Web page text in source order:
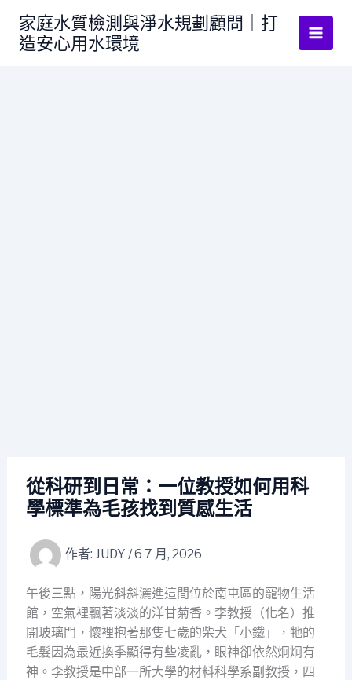
家庭水質檢測與淨水規劃顧問｜打
造安心用水環境
從科研到日常：一位教授如何用科
學標準為毛孩找到質感生活
作者: JUDY /6 7 月, 2026
午後三點，陽光斜斜灑進這間位於南屯區的寵物生活
館，空氣裡飄著淡淡的洋甘菊香。李教授（化名）推
開玻璃門，懷裡抱著那隻七歲的柴犬「小鐵」，牠的
毛髮因為最近換季顯得有些凌亂，眼神卻依然炯炯有
神。李教授是中部一所大學的材料科學系副教授，四